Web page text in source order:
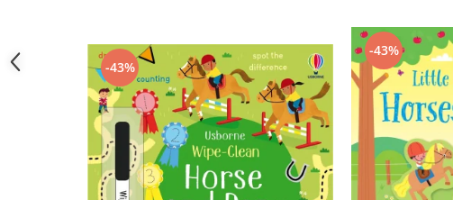
-43%
-43%